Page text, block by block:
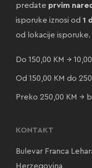
predate prvim
isporuke iznosi od 1
od lokacije isporuke.
Do 150,00 KM →
Od 150,00 KM do
Preko 250,00 KM →
KONTAKT
Bulevar Franca
Herzegovina